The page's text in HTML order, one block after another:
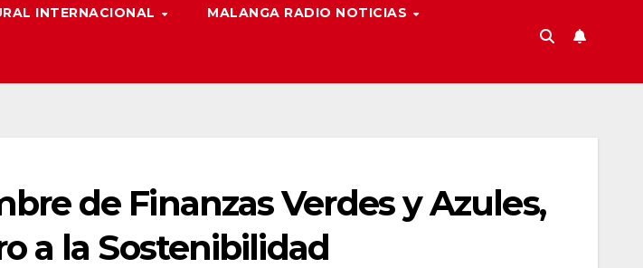
INTERNACIONAL MALANGA RADIO NOTICIAS
de Finanzas Verdes y Azules,
a la Sostenibilidad